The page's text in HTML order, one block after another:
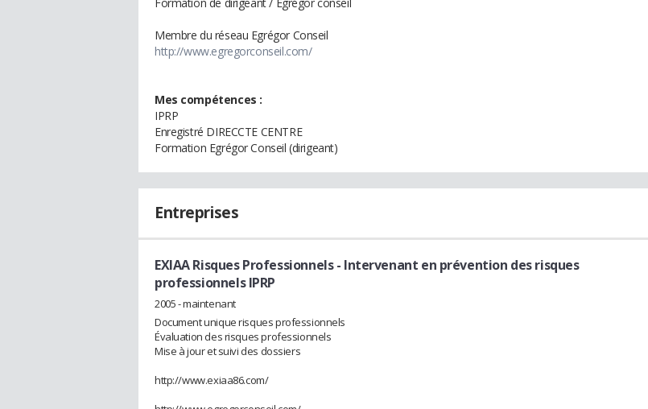
Membre du réseau Egrégor Conseil
http://www.egregorconseil.com/
Mes compétences :
IPRP
Enregistré DIRECCTE CENTRE
Formation Egrégor Conseil (dirigeant)
Entreprises
EXIAA Risques Professionnels- Intervenant en prévention des risques
professionnels IPRP
2005 - maintenant
Document unique risques professionnels
Évaluation des risques professionnels
Mise à jour et suivi des dossiers
http://www.exiaa86.com/